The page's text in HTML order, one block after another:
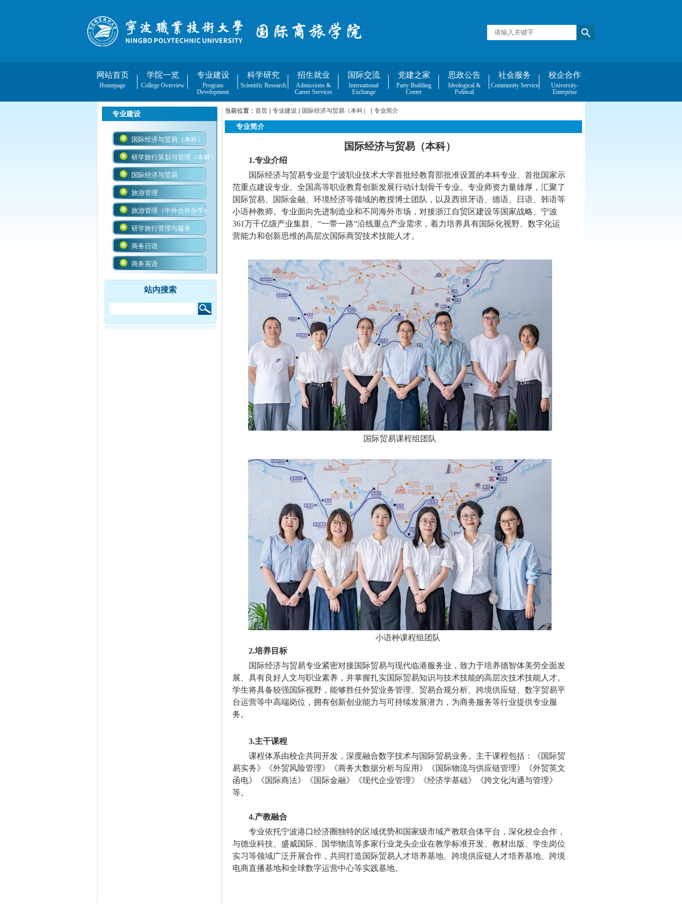
网站首页
Homepage
学院一览
College Overview
专业建设
Program
Development
科学研究
Scientific Research
招生就业
Admissions &
Career Services
国际交流
International
Exchange
党建之家
Party Building
Center
思政公告
Ideological &
Political
社会服务
Community Service
校企合作
University-
Enterprise
专业建设
国际经济与贸易（本科）
研学旅行策划与管理（本科）
国际经济与贸易
旅游管理
旅游管理（中外合作办学）
研学旅行管理与服务
商务日语
商务英语
站内搜索
当前位置： 首页 专业建设 国际经济与贸易（本科） 专业简介
专业简介
国际经济与贸易（本科）
1.专业介绍
国际经济与贸易专业是宁波职业技术大学首批经教育部批准设置的本科专业、 首批国家示
范重点建设专业、全国高等职业教育创新发展行动计划骨干专业。专业师资力量雄厚 ， 汇聚了
国际贸易、国际金融、环境经济等领域的教授博士团队，以及西班牙语、德语、日语、韩语等
小语种教师。专业面向先进制造业和不同海外市场，对接浙江自贸区建设等国家战略、宁波
361万千亿级产业集群、“一带一路”沿线重点产业需求，着力培养具有国际化视野、数字化运
营能力和创新思维的高层次国际商贸技术技能人才。
国际贸易课程组团队
小语种课程组团队
2.培养目标
国际经济与贸易专业紧密对接国际贸易与现代临港服务业，致力于培养德智体美劳全面发
展、具有良好人文与职业素养，并掌握扎实国际贸易知识与技术技能的高层次技术技能人才。
学生将具备较强国际视野，能够胜任外贸业务管理、贸易合规分析、跨境供应链、数字贸易平
台运营等中高端岗位，拥有创新创业能力与可持续发展潜力，为商务服务等行业提供专业服
务。
3.主干课程
课程体系由校企共同开发，深度融合数字技术与国际贸易业务。 主干课程包括：《国际贸
易实务》《外贸风险管理》《商务大数据分析与应用》《国际物流与供应链管理》《外贸英文
函电》《国际商法》《国际金融》
《现代企业管理》《经济学基础》《跨文化沟通与管理》
等。
4.产教融合
专业依托宁波港口经济圈独特的区域优势和国家级市域产教联合体平台，深化校企合作，
与德业科技、盛威国际、国华物流等多家行业龙头企业在教学标准开发、教材出版、学生岗位
实习等领域广泛开展合作，共同打造国际贸易人才培养基地、跨境供应链人才培养基地、跨境
电商直播基地和全球数字运营中心等实践基地。